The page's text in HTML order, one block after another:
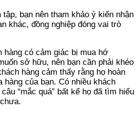
bạn nên tham khảo ý kiến nhận
khác, đồng nghiệp đóng vai trò
hàng có cảm giác bị mua hớ
sở hữu, nên bạn cần phải khéo
hàng cảm thấy rằng họ hoàn
hàng của bạn. Có nhiều khách
“mắc quá” bất kể họ đã tìm hiểu